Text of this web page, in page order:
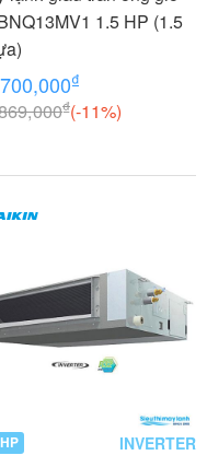
1.5 HP (1.5
₫
₫(-11%)
INVERTER